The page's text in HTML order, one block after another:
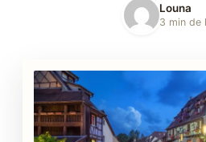
Louna
3 min de